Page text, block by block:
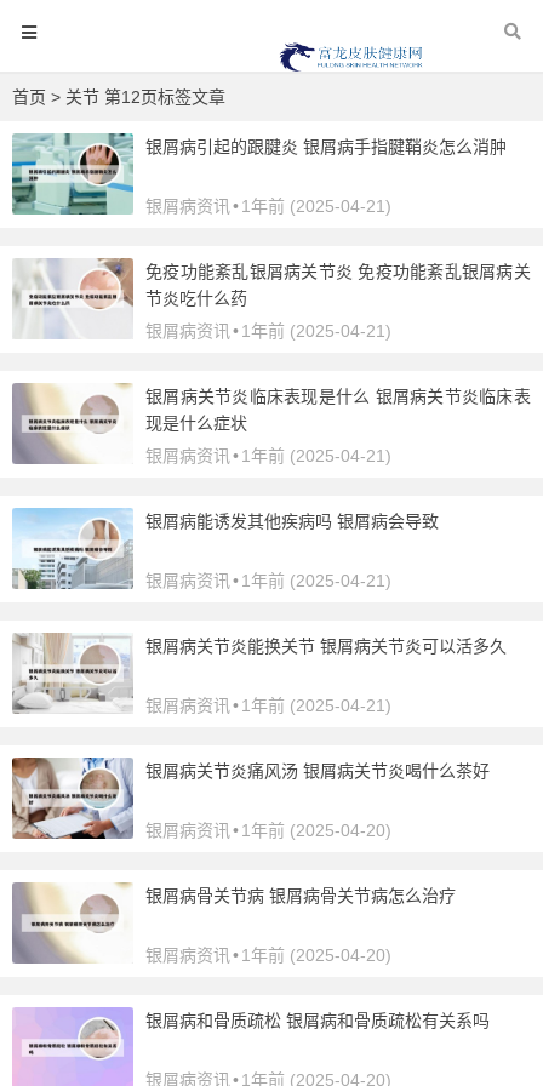
首页 > 关节 第12页标签文章
银屑病引起的跟腱炎 银屑病手指腱鞘炎怎么消肿
银屑病资讯 •1年前 (2025-04-21)
免疫功能紊乱银屑病关节炎 免疫功能紊乱银屑病关
节炎吃什么药
银屑病资讯 •1年前 (2025-04-21)
银屑病关节炎临床表现是什么 银屑病关节炎临床表
现是什么症状
银屑病资讯 •1年前 (2025-04-21)
银屑病能诱发其他疾病吗 银屑病会导致
银屑病资讯 •1年前 (2025-04-21)
银屑病关节炎能换关节 银屑病关节炎可以活多久
银屑病资讯 •1年前 (2025-04-21)
银屑病关节炎痛风汤 银屑病关节炎喝什么茶好
银屑病资讯 •1年前 (2025-04-20)
银屑病骨关节病 银屑病骨关节病怎么治疗
银屑病资讯 •1年前 (2025-04-20)
银屑病和骨质疏松 银屑病和骨质疏松有关系吗
银屑病资讯 •1年前 (2025-04-20)